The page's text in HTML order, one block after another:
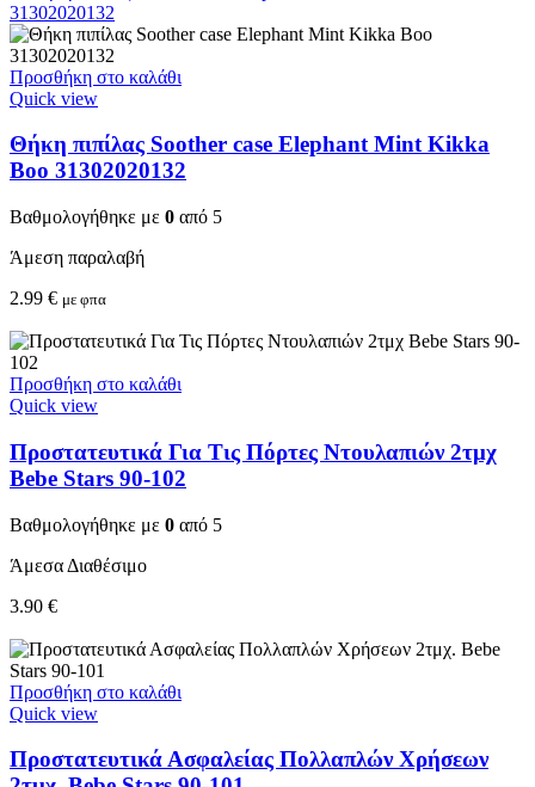
Προσθήκη στο καλάθι
Quick view
Θήκη πιπίλας Soother case Elephant Mint Kikka
Boo 31302020132
Βαθμολογήθηκε με 0 από 5
Άμεση παραλαβή
2.99 € με φπα
Προσθήκη στο καλάθι
Quick view
Προστατευτικά Για Τις Πόρτες Ντουλαπιών 2τμχ
Bebe Stars 90-102
Βαθμολογήθηκε με 0 από 5
Άμεσα Διαθέσιμο
3.90 €
Προσθήκη στο καλάθι
Quick view
Προστατευτικά Ασφαλείας Πολλαπλών Χρήσεων